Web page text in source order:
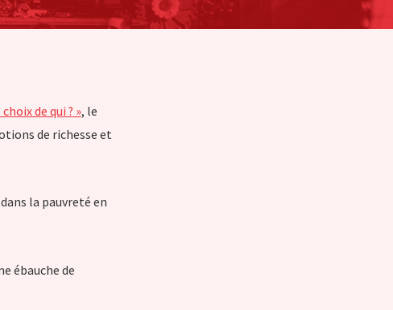
de qui ? », le
de richesse et
la pauvreté en
ébauche de